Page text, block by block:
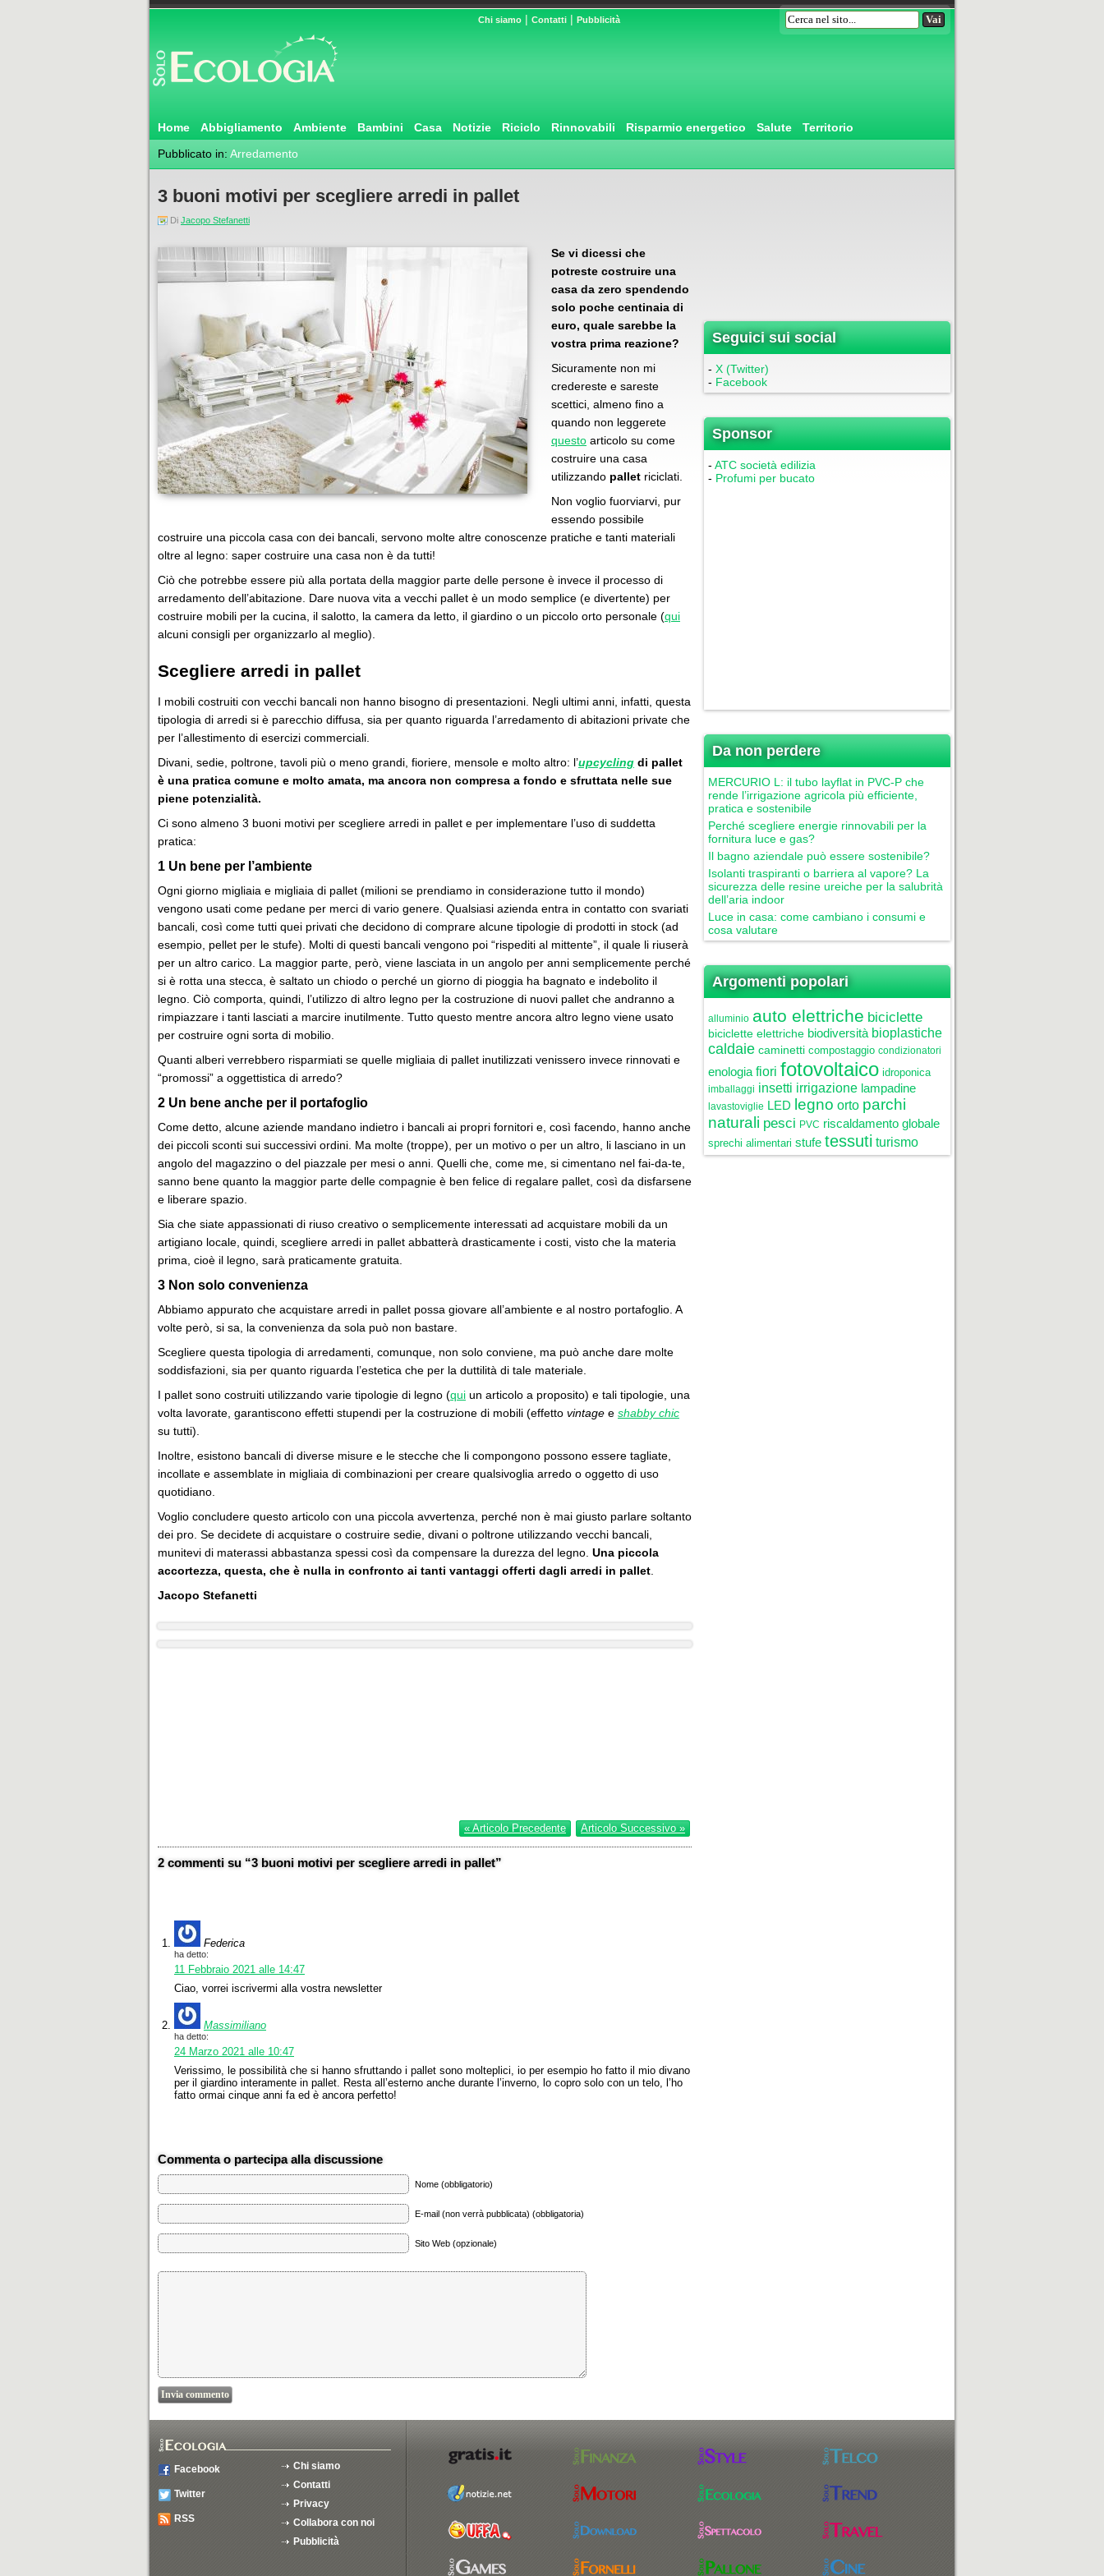
Chi siamo | Contatti | Pubblicità
Home Abbigliamento Ambiente Bambini Casa Notizie Riciclo Rinnovabili Risparmio energetico Salute
Territorio
Pubblicato in: Arredamento
3 buoni motivi per scegliere arredi in pallet
Di Jacopo Stefanetti
Se vi dicessi che
potreste costruire una
casa da zero spendendo
solo poche centinaia di
euro, quale sarebbe la
vostra prima reazione?
Sicuramente non mi
credereste e sareste
scettici, almeno fino a
quando non leggerete
questo articolo su come
costruire una casa
utilizzando pallet riciclati.
Non voglio fuorviarvi, pur
essendo possibile
costruire una piccola casa con dei bancali, servono molte altre conoscenze pratiche e tanti materiali
oltre al legno: saper costruire una casa non è da tutti!
Ciò che potrebbe essere più alla portata della maggior parte delle persone è invece il processo di
arredamento dell’abitazione. Dare nuova vita a vecchi pallet è un modo semplice (e divertente) per
costruire mobili per la cucina, il salotto, la camera da letto, il giardino o un piccolo orto personale (qui
alcuni consigli per organizzarlo al meglio).
Scegliere arredi in pallet
I mobili costruiti con vecchi bancali non hanno bisogno di presentazioni. Negli ultimi anni, infatti, questa
tipologia di arredi si è parecchio diffusa, sia per quanto riguarda l’arredamento di abitazioni private che
per l’allestimento di esercizi commerciali.
Divani, sedie, poltrone, tavoli più o meno grandi, fioriere, mensole e molto altro: l’upcycling di pallet
è una pratica comune e molto amata, ma ancora non compresa a fondo e sfruttata nelle sue
piene potenzialità.
Ci sono almeno 3 buoni motivi per scegliere arredi in pallet e per implementare l’uso di suddetta
pratica:
1 Un bene per l’ambiente
Ogni giorno migliaia e migliaia di pallet (milioni se prendiamo in considerazione tutto il mondo)
vengono usati come pedane per merci di vario genere. Qualsiasi azienda entra in contatto con svariati
bancali, così come tutti quei privati che decidono di comprare alcune tipologie di prodotti in stock (ad
esempio, pellet per le stufe). Molti di questi bancali vengono poi “rispediti al mittente”, il quale li riuserà
per un altro carico. La maggior parte, però, viene lasciata in un angolo per anni semplicemente perché
si è rotta una stecca, è saltato un chiodo o perché un giorno di pioggia ha bagnato e indebolito il
legno. Ciò comporta, quindi, l’utilizzo di altro legno per la costruzione di nuovi pallet che andranno a
rimpiazzare i tanti lasciati a marcire inutilmente. Tutto questo mentre ancora altro legno viene usato
per costruire ogni sorta di mobilio.
Quanti alberi verrebbero risparmiati se quelle migliaia di pallet inutilizzati venissero invece rinnovati e
“promossi” a oggettistica di arredo?
2 Un bene anche per il portafoglio
Come detto, alcune aziende mandano indietro i bancali ai propri fornitori e, così facendo, hanno anche
dei piccoli sconti sui successivi ordini. Ma molte (troppe), per un motivo o per un altro, li lasciano in un
angolo del magazzino o del piazzale per mesi o anni. Quelli che, come me, si cimentano nel fai-da-te,
sanno bene quanto la maggior parte delle compagnie è ben felice di regalare pallet, così da disfarsene
e liberare spazio.
Sia che siate appassionati di riuso creativo o semplicemente interessati ad acquistare mobili da un
artigiano locale, quindi, scegliere arredi in pallet abbatterà drasticamente i costi, visto che la materia
prima, cioè il legno, sarà praticamente gratuita.
3 Non solo convenienza
Abbiamo appurato che acquistare arredi in pallet possa giovare all’ambiente e al nostro portafoglio. A
volte però, si sa, la convenienza da sola può non bastare.
Scegliere questa tipologia di arredamenti, comunque, non solo conviene, ma può anche dare molte
soddisfazioni, sia per quanto riguarda l’estetica che per la duttilità di tale materiale.
I pallet sono costruiti utilizzando varie tipologie di legno (qui un articolo a proposito) e tali tipologie, una
volta lavorate, garantiscono effetti stupendi per la costruzione di mobili (effetto vintage e shabby chic
su tutti).
Inoltre, esistono bancali di diverse misure e le stecche che li compongono possono essere tagliate,
incollate e assemblate in migliaia di combinazioni per creare qualsivoglia arredo o oggetto di uso
quotidiano.
Voglio concludere questo articolo con una piccola avvertenza, perché non è mai giusto parlare soltanto
dei pro. Se decidete di acquistare o costruire sedie, divani o poltrone utilizzando vecchi bancali,
munitevi di materassi abbastanza spessi così da compensare la durezza del legno. Una piccola
accortezza, questa, che è nulla in confronto ai tanti vantaggi offerti dagli arredi in pallet
Jacopo Stefanetti
« Articolo Precedente Articolo Successivo »
2 commenti su “3 buoni motivi per scegliere arredi in pallet”
Federica
ha detto:
11 Febbraio 2021 alle 14:47
Ciao, vorrei iscrivermi alla vostra newsletter
Massimiliano
ha detto:
24 Marzo 2021 alle 10:47
Verissimo, le possibilità che si hanno sfruttando i pallet sono molteplici, io per esempio ho fatto il mio divano
per il giardino interamente in pallet. Resta all’esterno anche durante l’inverno, lo copro solo con un telo, l’ho
fatto ormai cinque anni fa ed è ancora perfetto!
Commenta o partecipa alla discussione
Nome (obbligatorio)
E-mail (non verrà pubblicata) (obbligatoria)
Sito Web (opzionale)
Seguici sui social
- X (Twitter)
- Facebook
Sponsor
- ATC società edilizia
- Profumi per bucato
Da non perdere
MERCURIO L: il tubo layflat in PVC-P che
rende l’irrigazione agricola più efficiente,
pratica e sostenibile
Perché scegliere energie rinnovabili per la
fornitura luce e gas?
Il bagno aziendale può essere sostenibile?
Isolanti traspiranti o barriera al vapore? La
sicurezza delle resine ureiche per la salubrità
dell’aria indoor
Luce in casa: come cambiano i consumi e
cosa valutare
Argomenti popolari
alluminio auto elettriche biciclette
biciclette elettriche biodiversità bioplastiche
caldaie caminetti compostaggio condizionatori
enologia fiori fotovoltaico idroponica
imballaggi insetti irrigazione lampadine
lavastoviglie LED legno orto parchi
naturali pesci PVC riscaldamento globale
sprechi alimentari stufe tessuti turismo
Facebook
Twitter
RSS
Chi siamo
Contatti
Privacy
Collabora con noi
Pubblicità